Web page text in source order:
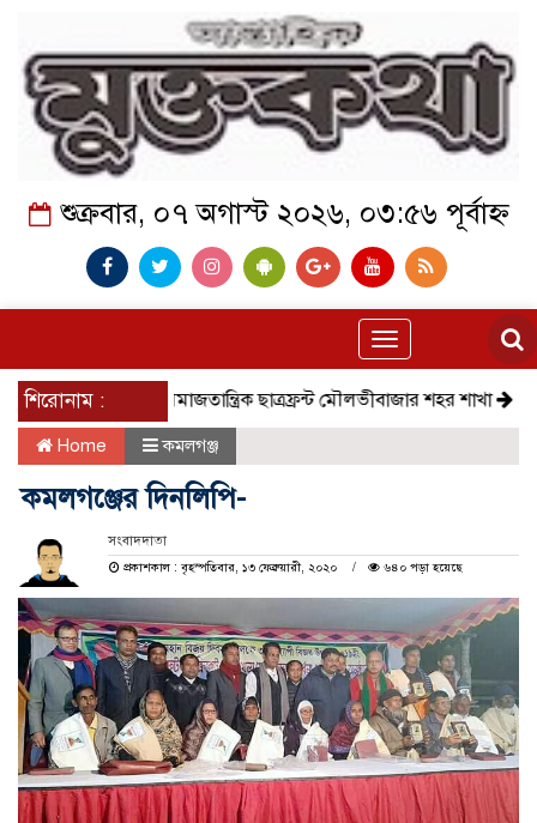
শুক্রবার, ০৭ অগাস্ট ২০২৬, ০৩:৫৬ পূর্বাহ্ন
Toggle
navigation
শিরোনাম :সমাজতান্ত্রিক ছাত্রফ্রন্ট মৌলভীবাজার শহর শাখা কেমন আছে
Home কমলগঞ্জ
কমলগঞ্জের দিনলিপি-
সংবাদদাতা
প্রকাশকাল : বৃহস্পতিবার, ১৩ ফেব্রুয়ারী, ২০২০
৬৪০ পড়া হয়েছে